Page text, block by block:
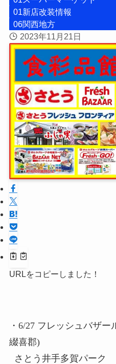
01新店改装情報
06関西地方
2023年11月21日
URLをコピーしました！
・6/27 フレッシュバザ
綴喜郡)
さとう井手多賀パーク